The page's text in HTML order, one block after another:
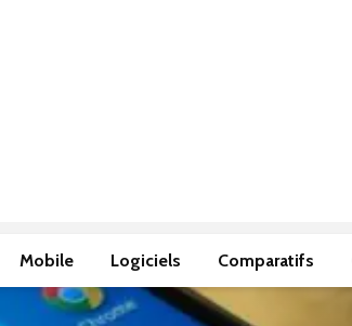
Mobile Logiciels Comparatifs